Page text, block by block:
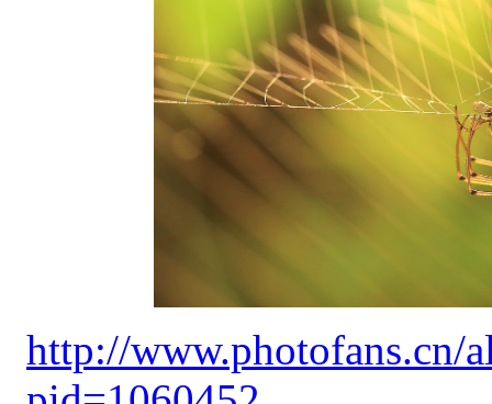
http://www.photofans.cn/